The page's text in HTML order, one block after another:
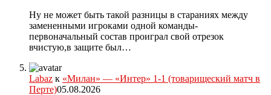
Ну не может быть такой разницы в стараниях между
замененными игроками одной команды-
первоначальный состав проиграл свой отрезок
вчистую,в защите был…
Labaz к «Милан» — «Интер» 1-1 (товарищеский матч в
Перте)05.08.2026